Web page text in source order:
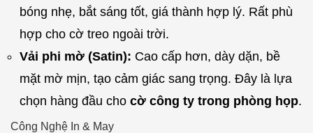
bóng nhẹ, bắt sáng tốt, giá thành hợp lý. Rất phù
hợp cho cờ treo ngoài trời.
Vải phi mờ (Satin): Cao cấp hơn, dày dặn, bề
mặt mờ mịn, tạo cảm giác sang trọng. Đây là lựa
chọn hàng đầu cho cờ công ty trong phòng họp.
Công Nghệ In & May